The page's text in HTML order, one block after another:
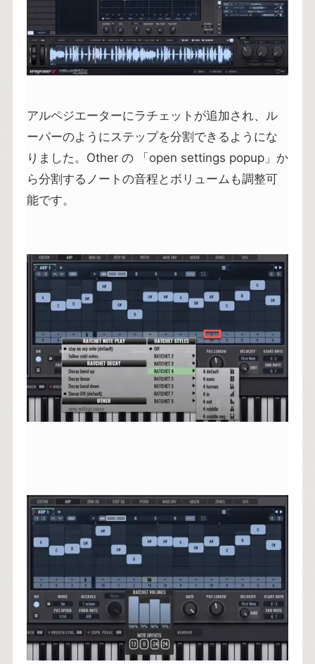
アルペジエーターにラチェットが追加され、ル
ーパーのようにステップを分割できるようにな
りました。Other の 「open settings popup」か
ら分割するノートの音程とボリュームも調整可
能です。